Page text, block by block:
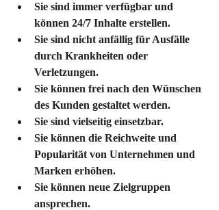
Sie sind immer verfügbar und
können 24/7 Inhalte erstellen.
Sie sind nicht anfällig für Ausfälle
durch Krankheiten oder
Verletzungen.
Sie können frei nach den Wünschen
des Kunden gestaltet werden.
Sie sind vielseitig einsetzbar.
Sie können die Reichweite und
Popularität von Unternehmen und
Marken erhöhen.
Sie können neue Zielgruppen
ansprechen.